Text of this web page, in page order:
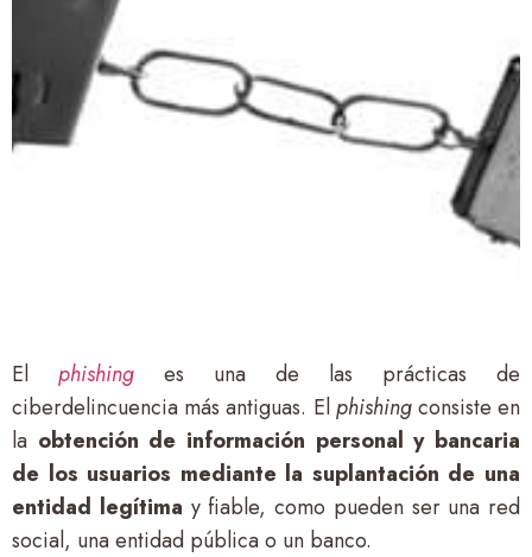
El phishing
es una de las prácticas de
ciberdelincuencia más antiguas. Elphishingconsiste en
la obtención de información personal y bancaria
de los usuarios mediante la suplantación de una
entidad legítima y fiable, como pueden ser una red
social, una entidad pública o un banco.